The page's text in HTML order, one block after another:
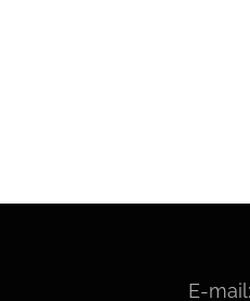
E-mail: